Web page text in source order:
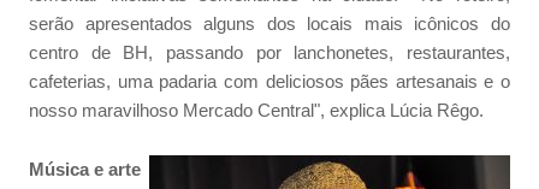
serão apresentados alguns dos locais mais icônicos do
centro de BH, passando por lanchonetes, restaurantes,
cafeterias, uma padaria com deliciosos pães artesanais e o
nosso maravilhoso Mercado Central", explica Lúcia Rêgo.
Música e arte